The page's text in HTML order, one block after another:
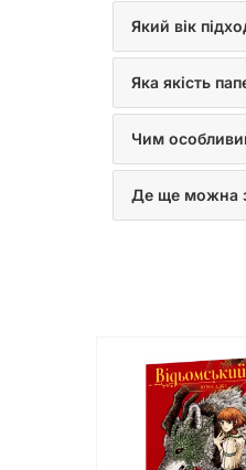
Який вік
Яка якість
Чим
Де ще можна